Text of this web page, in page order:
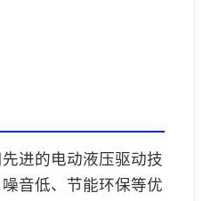
进的电动液压驱动技
音低、节能环保等优